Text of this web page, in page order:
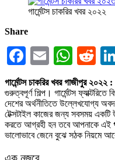
গার্মেন্টস চাকরির খবর ২০২২
Share
Facebook
Email
গার্মেন্টস চাকরির খবর গাজীপুর ২০২২ :
গুরুত্বপূর্ণ শিল্প। গার্মেন্টস
দেশের অর্থনীতিতে উল্লেখযোগ্য
টেক্সটাইল কাজের জন্য সবসময়
করতে আগ্রহী হন তবে আপনাকে এই
ভালোভাবে জেনে বুঝে সঠক নিয়মে